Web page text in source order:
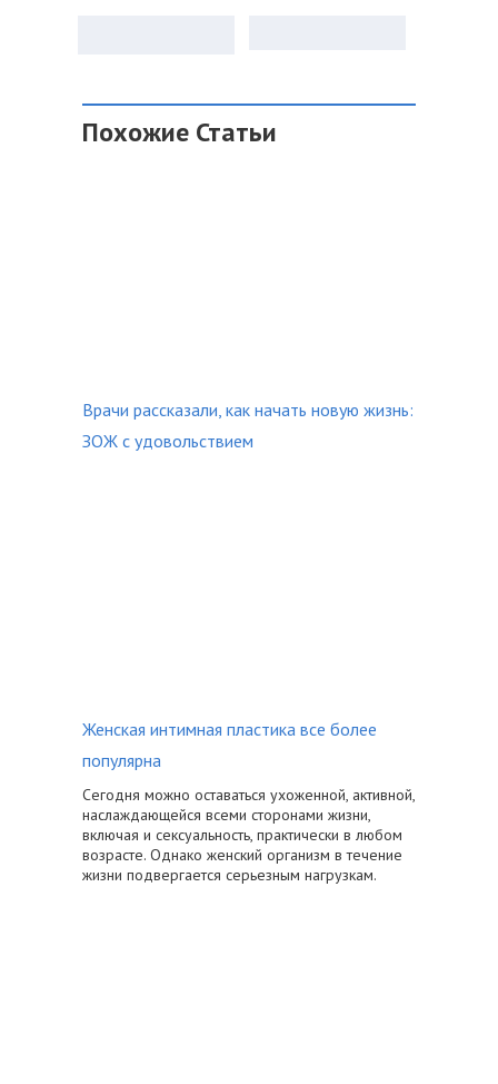
Похожие Статьи
Врачи рассказали, как начать новую жизнь:
ЗОЖ с удовольствием
Женская интимная пластика все более
популярна
Сегодня можно оставаться ухоженной, активной,
наслаждающейся всеми сторонами жизни,
включая и сексуальность, практически в любом
возрасте. Однако женский организм в течение
жизни подвергается серьезным нагрузкам.